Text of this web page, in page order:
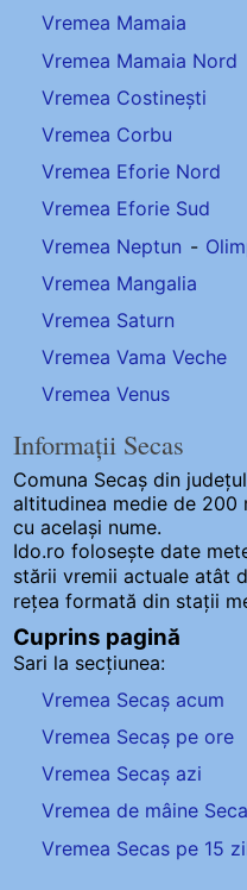
Vremea Mamaia
Vremea Mamaia Nord
Vremea Costinești
Vremea Corbu
Vremea Eforie Nord
Vremea Eforie Sud
Vremea Neptun -
Vremea Mangalia
Vremea Saturn
Vremea Vama Veche
Vremea Venus
Informații Secas
Comuna Secaș din
altitudinea medie de 200
cu același nume.
Ido.ro folosește date
stării vremii actuale atât
rețea formată din stații
Cuprins pagină
Sari la secțiunea:
Vremea Secaș acum
Vremea Secaș pe ore
Vremea Secaș azi
Vremea de mâine
Vremea Secas pe 15